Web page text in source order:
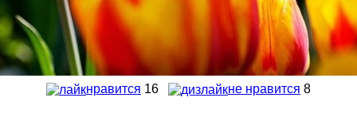
нравится 16 не нравится 8